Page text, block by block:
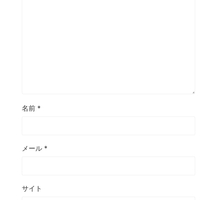
名前 *
メール *
サイト